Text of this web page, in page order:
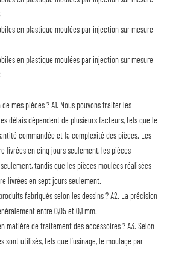
de mes pièces ?A1. Nous pouvons traiter les
délais dépendent de plusieurs facteurs, tels que le
commandée et la complexité des pièces. Les
livrées en cinq jours seulement, les pièces
tandis que les pièces moulées réalisées
livrées en sept jours seulement.
fabriqués selon les dessins ?A2. La précision
entre 0,05 et 0,1 mm.
matière de traitement des accessoires ?A3. Selon
sont utilisés, tels que l’usinage, le moulage par